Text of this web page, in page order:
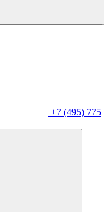
+7 (495) 775